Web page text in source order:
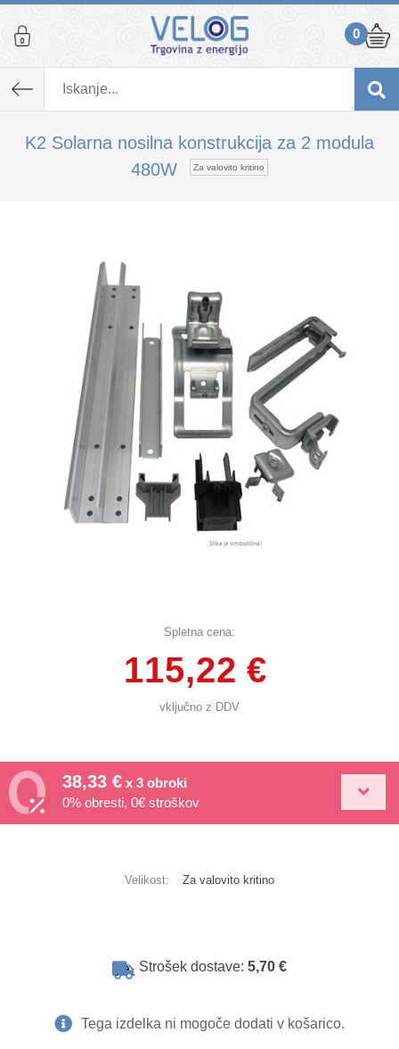
0
K2 Solarna nosilna konstrukcija za 2 modula
480W
Za valovito kritino
Spletna cena:
115,22 €
vključno z DDV
38,33 € x 3 obroki
0% obresti, 0€ stroškov
Velikost: Za valovito kritino
Strošek dostave: 5,70 €
Tega izdelka ni mogoče dodati v košarico.
priporočamo tudi...